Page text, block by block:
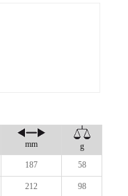
mm
g
187 58
212 98